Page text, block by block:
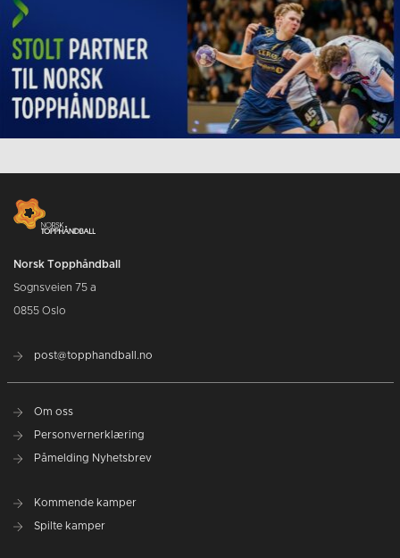
Norsk Topphåndball
Sognsveien 75 a
0855 Oslo
post@topphandball.no
Om oss
Personvernerklæring
Påmelding Nyhetsbrev
Kommende kamper
Spilte kamper